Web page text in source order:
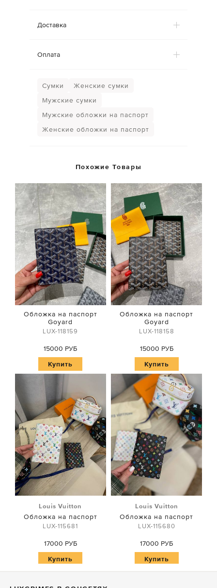
Доставка
Оплата
Сумки
Женские сумки
Мужские сумки
Мужские обложки на паспорт
Женские обложки на паспорт
Похожие Товары
Обложка на паспорт
Goyard
LUX-118159
15000 РУБ
Купить
Обложка на паспорт
Goyard
LUX-118158
15000 РУБ
Купить
Louis Vuitton
Обложка на паспорт
LUX-115681
17000 РУБ
Купить
Louis Vuitton
Обложка на паспорт
LUX-115680
17000 РУБ
Купить